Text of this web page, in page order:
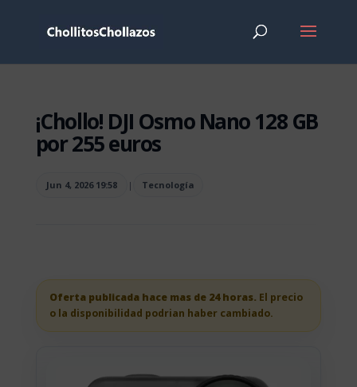
¡Chollo! DJI Osmo Nano 128 GB
por 255 euros
Jun 4, 2026 19:58 | Tecnología
Oferta publicada hace mas de 24 horas. El precio
o la disponibilidad podrian haber cambiado.